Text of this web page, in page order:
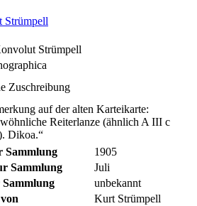
Strümpell
Strümpell
Zuschreibung
auf der alten Karteikarte:
Reiterlanze (ähnlich A III c
Dikoa.“
Sammlung
1905
Sammlung
Juli
unbekannt
Kurt Strümpell